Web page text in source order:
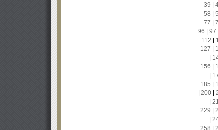
39
58
77
96
97
112
127
156
185
200|
229
258